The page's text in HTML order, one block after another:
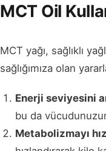
MCT Oil
MCT yağı, sağlıklı
sağlığımıza olan
Enerji seviyesini
bu da
Metabolizmayı